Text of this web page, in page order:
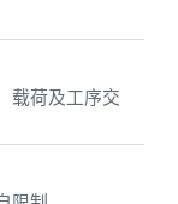
载荷及工序交